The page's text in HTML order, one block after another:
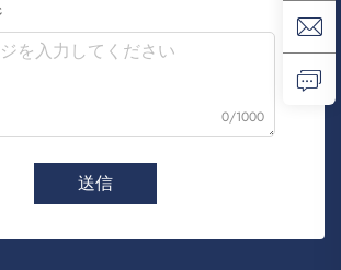
0/1000
送信